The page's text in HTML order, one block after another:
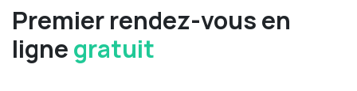
Premier rendez-vous en
lignegratuit